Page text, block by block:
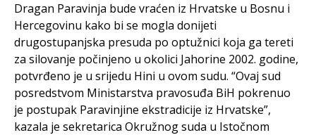
Dragan Paravinja bude vraćen iz Hrvatske u Bosnu i
Hercegovinu kako bi se mogla donijeti
drugostupanjska presuda po optužnici koja ga tereti
za silovanje počinjeno u okolici Jahorine 2002. godine,
potvrđeno je u srijedu Hini u ovom sudu. “Ovaj sud
posredstvom Ministarstva pravosuđa BiH pokrenuo
je postupak Paravinjine ekstradicije iz Hrvatske”,
kazala je sekretarica Okružnog suda u Istočnom